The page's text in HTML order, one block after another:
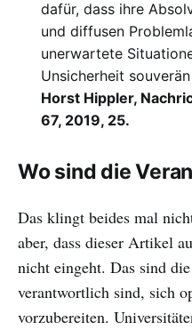
dafür, dass ihre
und diffusen
unerwartete
Unsicherheit
Horst Hippler,
67, 2019, 25.
Wo sind die
Das klingt beides mal
aber, dass dieser Artikel
nicht eingeht. Das sind
verantwortlich sind, sich
vorzubereiten.